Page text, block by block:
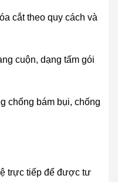
cắt theo quy cách và
cuộn, dạng tấm gói
chống bám bụi, chống
trực tiếp để được tư